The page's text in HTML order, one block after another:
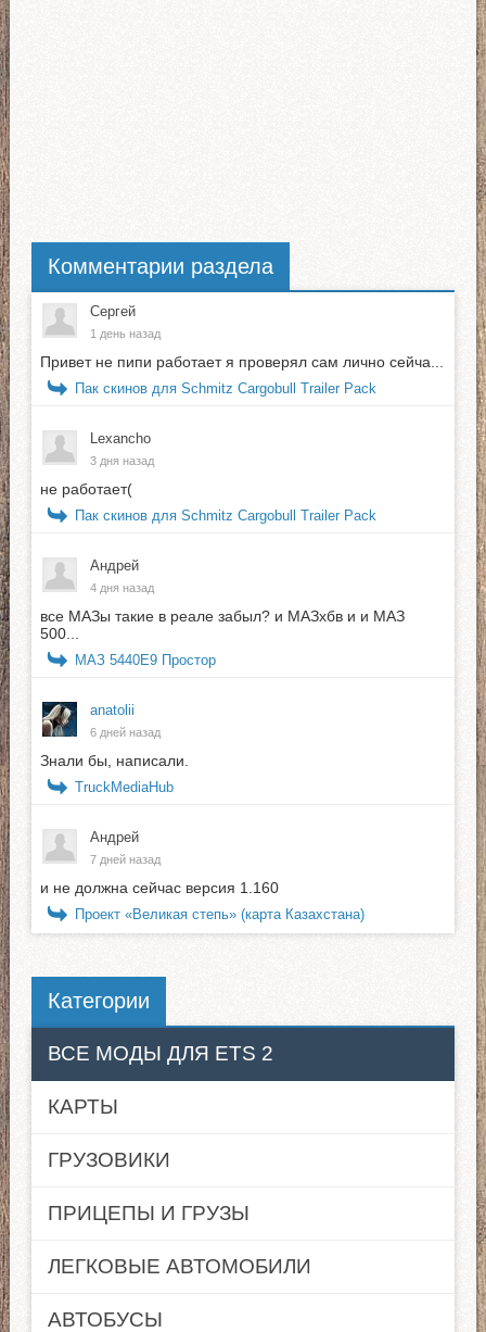
Комментарии раздела
Сергей
1 день назад
Привет не пипи работает я проверял сам лично сейча...
Пак скинов для Schmitz Cargobull Trailer Pack
Lexancho
3 дня назад
не работает(
Пак скинов для Schmitz Cargobull Trailer Pack
Андрей
4 дня назад
все МАЗы такие в реале забыл? и МАЗхбв и и МАЗ
500...
МАЗ 5440E9 Простор
anatolii
6 дней назад
Знали бы, написали.
TruckMediaHub
Андрей
7 дней назад
и не должна сейчас версия 1.160
Проект «Великая степь» (карта Казахстана)
Категории
ВСЕ МОДЫ ДЛЯ ETS 2
КАРТЫ
ГРУЗОВИКИ
ПРИЦЕПЫ И ГРУЗЫ
ЛЕГКОВЫЕ АВТОМОБИЛИ
АВТОБУСЫ